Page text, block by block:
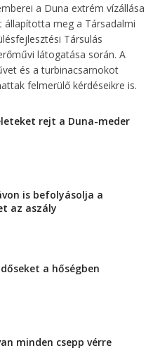
a Duna extrém vízállása
állapította meg a Társadalmi
Társulás
látogatása során. A
és a turbinacsarnokot
felmerülő kérdéseikre is.
rejt a Duna-meder
is befolyásolja a
az aszály
a hőségben
minden csepp vérre